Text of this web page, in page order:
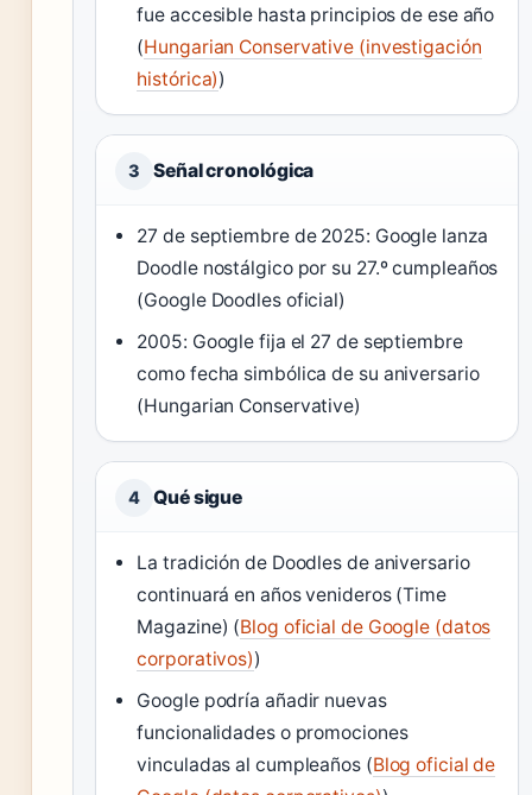
fue accesible hasta principios de ese año
(Hungarian Conservative (investigación
histórica))
3 Señal cronológica
27 de septiembre de 2025: Google lanza
Doodle nostálgico por su 27.º cumpleaños
(Google Doodles oficial)
2005: Google fija el 27 de septiembre
como fecha simbólica de su aniversario
(Hungarian Conservative)
4 Qué sigue
La tradición de Doodles de aniversario
continuará en años venideros (Time
Magazine) (Blog oficial de Google (datos
corporativos))
Google podría añadir nuevas
funcionalidades o promociones
vinculadas al cumpleaños (Blog oficial de